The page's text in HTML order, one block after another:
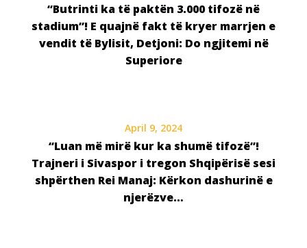
“Butrinti ka të paktën 3.000 tifozë në
stadium”! E quajnë fakt të kryer marrjen e
vendit të Bylisit, Detjoni: Do ngjitemi në
Superiore
April 9, 2024
“Luan më mirë kur ka shumë tifozë”!
Trajneri i Sivaspor i tregon Shqipërisë sesi
shpërthen Rei Manaj: Kërkon dashurinë e
njerëzve…